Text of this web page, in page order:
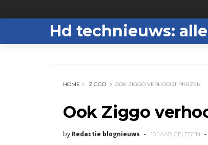
Hd technieuws:
HOME ZIGGO OOK ZIGGO VERHOOGT PRIJZEN
Ook Ziggo
by Redactie blognieuws 10 JAAR GELEDEN